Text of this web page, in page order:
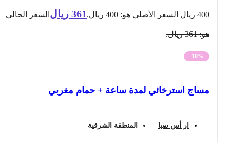
ريال السعر الأصلي هو: 400 ريال. 361 ريال السعر الحالي
-10%
مساج استرخائي لمدة ساعة + حمام مغربي
ار أس سبا المنطقة الشرقية